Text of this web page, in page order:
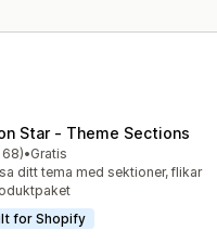
Star ‑ Theme Sections
stjärnor
totalt
•Gratis
ditt tema med sektioner, flikar
for Shopify